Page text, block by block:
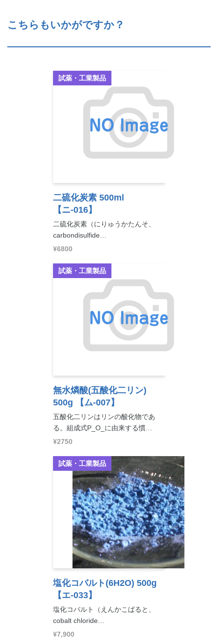
こちらもいかがですか？
試薬・工業製品
二硫化炭素 500ml
【ニ-016】
二硫化炭素（にりゅうかたんそ、
carbondisulfide…
¥6800
試薬・工業製品
無水燐酸(五酸化二リン)
500g 【ム-007】
五酸化二リンはリンの酸化物であ
る。組成式P_O_に由来する慣…
¥2750
試薬・工業製品
塩化コバルト(6H2O) 500g
【エ-033】
塩化コバルト（えんかこばると、
cobalt chloride…
¥7,900